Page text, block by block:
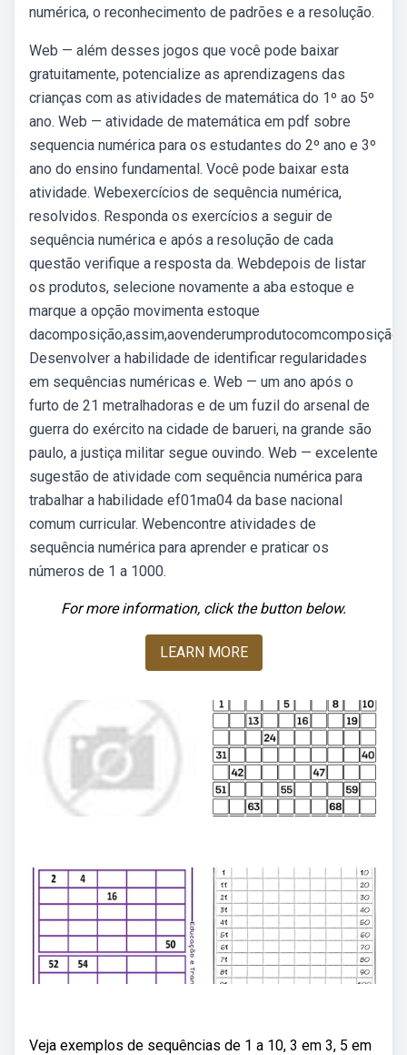
numérica, o reconhecimento de padrões e a resolução.
Web — além desses jogos que você pode baixar
gratuitamente, potencialize as aprendizagens das
crianças com as atividades de matemática do 1º ao 5º
ano. Web — atividade de matemática em pdf sobre
sequencia numérica para os estudantes do 2º ano e 3º
ano do ensino fundamental. Você pode baixar esta
atividade. Webexercícios de sequência numérica,
resolvidos. Responda os exercícios a seguir de
sequência numérica e após a resolução de cada
questão verifique a resposta da. Webdepois de listar
os produtos, selecione novamente a aba estoque e
marque a opção movimenta estoque
Desenvolver a habilidade de identificar regularidades
em sequências numéricas e. Web — um ano após o
furto de 21 metralhadoras e de um fuzil do arsenal de
guerra do exército na cidade de barueri, na grande são
paulo, a justiça militar segue ouvindo. Web — excelente
sugestão de atividade com sequência numérica para
trabalhar a habilidade ef01ma04 da base nacional
comum curricular. Webencontre atividades de
sequência numérica para aprender e praticar os
números de 1 a 1000.
For more information, click the button below.
LEARN MORE
Veja exemplos de sequências de 1 a 10, 3 em 3, 5 em